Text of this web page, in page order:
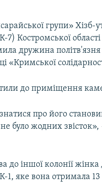
групи» Хізб-
7) Костромської
дружина політв'язня
«Кримської
до приміщення
про його
було жодних
іншої колонії жінка
1, яке вона отримала 13